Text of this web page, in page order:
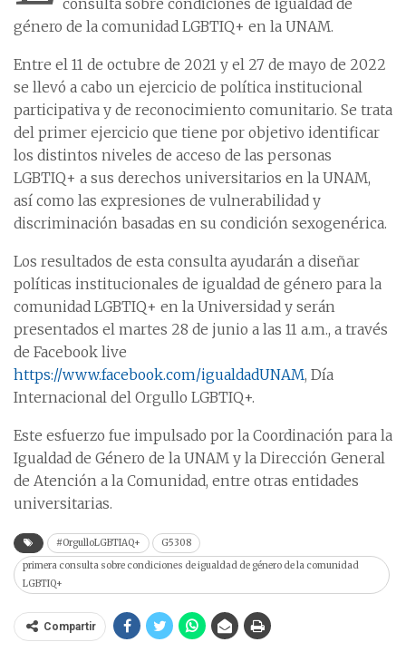
consulta sobre condiciones de igualdad de
género de la comunidad LGBTIQ+ en la UNAM.
Entre el 11 de octubre de 2021 y el 27 de mayo de 2022
se llevó a cabo un ejercicio de política institucional
participativa y de reconocimiento comunitario. Se trata
del primer ejercicio que tiene por objetivo identificar
los distintos niveles de acceso de las personas
LGBTIQ+ a sus derechos universitarios en la UNAM,
así como las expresiones de vulnerabilidad y
discriminación basadas en su condición sexogenérica.
Los resultados de esta consulta ayudarán a diseñar
políticas institucionales de igualdad de género para la
comunidad LGBTIQ+ en la Universidad y serán
presentados el martes 28 de junio a las 11 a.m., a través
de Facebook live
https://www.facebook.com/igualdadUNAM, Día
Internacional del Orgullo LGBTIQ+.
Este esfuerzo fue impulsado por la Coordinación para la
Igualdad de Género de la UNAM y la Dirección General
de Atención a la Comunidad, entre otras entidades
universitarias.
#OrgulloLGBTIAQ+
G5308
primera consulta sobre condiciones de igualdad de género de la comunidad
LGBTIQ+
Compartir